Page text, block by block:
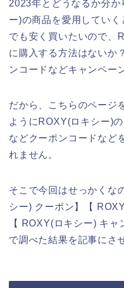
2023年とどうなるか分
ー)の商品を愛用してい
でも安く買いたいので、
に購入する方法はないか
ンコードなどキャンペー
だから、こちらのページ
ようにROXY(ロキシー)
などクーポンコードなど
れません。
そこで今回はせっかくな
シー) クーポン】【
【 ROXY(ロキシー) キ
で調べた結果を記事にさ